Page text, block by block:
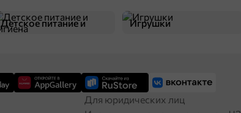
Детское питание и
Игрушки
Для юридических лиц